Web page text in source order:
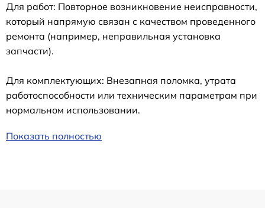
Для работ: Повторное возникновение неисправности,
который напрямую связан с качеством проведенного
ремонта (например, неправильная установка
запчасти).
Для комплектующих: Внезапная поломка, утрата
работоспособности или техническим параметрам при
нормальном использовании.
Показать полностью